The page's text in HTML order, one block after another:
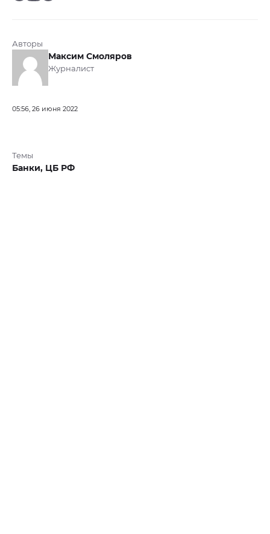
Авторы
Максим Смоляров
Журналист
05:56, 26 июня 2022
Темы
Банки, ЦБ РФ